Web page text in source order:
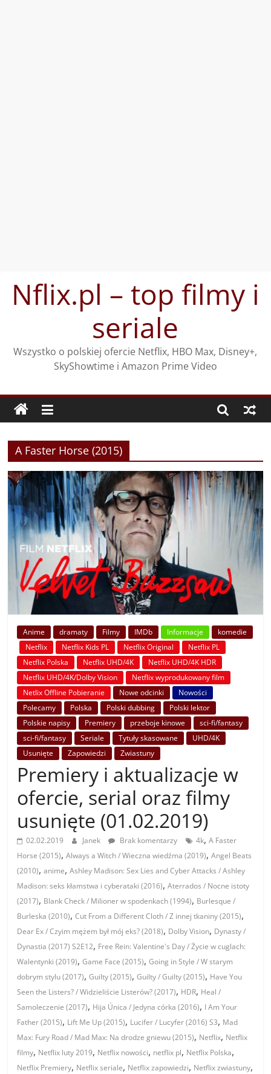
treściNflix.pl – top filmy i
seriale
Wszystko o polskiej ofercie Netflix, HBO Max, Disney+,
SkyShowtime i Amazon Prime Video
A Faster Horse (2015)
Anime dramaty Filmy IMDb Informacje
komedie
Netflix
Netflix Kids PL Netflix Original
Netflix PL
Netflix Polska
Netflix UHD/4K
Netflix UHD/4K HDR
Netflix UHD/4K/Dolby Vision
Netflix wyprodukowany film
Netlix Offline Pobieranie
Nowe odcinki
Nowości
Polecamy
Polska Polski dubbing
Polski lektor
Polskie napisy
Premiery przeboje kinowe
sci-fi/fantasy
sci-fi/fantasy
Seriale Tytuły skasowane
UHD/4K
Usunięte
Zapowiedzi Zwiastuny
Premiery i aktualizacje w
ofercie, serial oraz filmy
usunięte (01.02.2019)
02.02.2019 Janek Brak komentarzy 4k,A Faster
Horse (2015),Always a Witch / Wieczna wiedźma (2019),Angel Beats
(2010),anime,Ashley Madison: Sex Lies and Cyber Attacks / Ashley
Madison: seks kłamstwa i cyberataki (2016),Aterrados / Nocne istoty
(2017), Blank Check / Milioner w spodenkach (1994), Burlesque /
Burleska (2010),Cut From a Different Cloth / Z innej tkaniny (2015),
Dear Ex / Czyim mężem był mój eks? (2018), Dolby Vision, Dynasty /
Dynastia (2017) S2E12, Free Rein: Valentine's Day / Życie w cuglach:
Walentynki (2019),Game Face (2015),Going in Style / W starym
dobrym stylu (2017),Guilty (2015),Guilty / Guilty (2015), Have You
Seen the Listers? / Widzieliście Listerów? (2017), HDR, Heal /
Samoleczenie (2017), Hija Única / Jedyna córka (2016), I Am Your
Father (2015), Lift Me Up (2015), Lucifer / Lucyfer (2016) S3, Mad
Max: Fury Road / Mad Max: Na drodze gniewu (2015), Netflix, Netflix
filmy, Netflix luty 2019, Netflix nowości, netflix pl, Netflix Polska,
Netflix Premiery, Netflix seriale, Netflix zapowiedzi, Netflix zwiastuny,